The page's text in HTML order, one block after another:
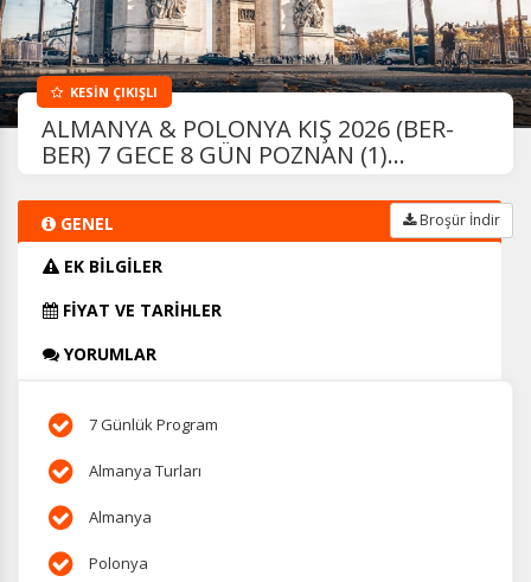
KESİN ÇIKIŞLI
ALMANYA & POLONYA KIŞ 2026 (BER-
BER) 7 GECE 8 GÜN POZNAN (1)...
GENEL
EK BİLGİLER
FİYAT VE TARİHLER
YORUMLAR
Broşür İndir
7 Günlük Program
Almanya Turları
Almanya
Polonya